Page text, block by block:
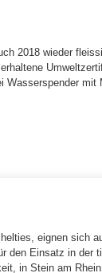
2018 wieder
Wasserspender mit
eignen sich
den Einsatz in der
in Stein am